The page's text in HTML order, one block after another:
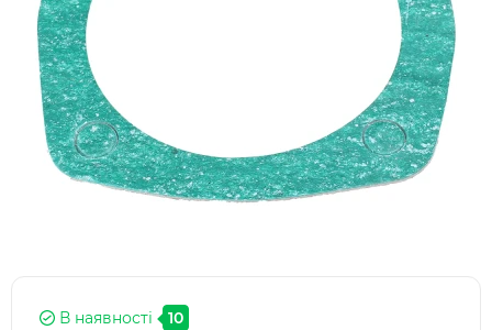
В наявності 10